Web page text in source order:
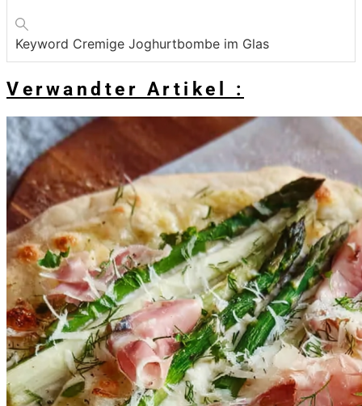
Keyword Cremige Joghurtbombe im Glas
Verwandter Artikel :